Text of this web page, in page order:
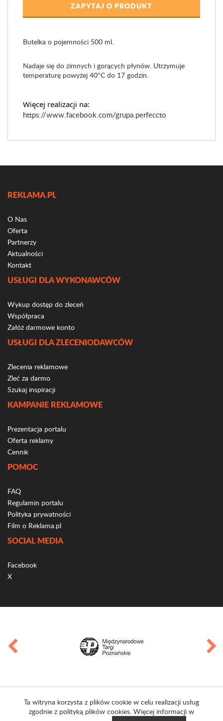
ZAPYTAJ O PRODUKT
Butelka o pojemności 500 ml.
Nadaje się do zimnych i gorących płynów. Utrzymuje
temperaturę powyżej 40°C do 17 godzin.
Więcej realizacji na:
https://www.facebook.com/grupa.perfeccto
REKLAMA.PL
O Nas
Oferta
Partnerzy
Aktualności
Kontakt
USŁUGI DLA WYKONAWCÓW
Wykup dostęp do zleceń
Współpraca
Załóż darmowe konto
USŁUGI DLA ZLECENIODAWCÓW
Zlecenia reklamowe
Zleć za darmo
Szukaj inspiracji
KAMPANIE REKLAMOWE
Prezentacja portalu
Oferta reklamy
Cennik
POMOC
FAQ
Regulamin portalu
Polityka prywatności
Film o Reklama.pl
SOCIAL MEDIA
Facebook
X
Ta witryna korzysta z plików cookie w celu realizacji usług
zgodnie z polityką plików cookies. Więcej informacji w